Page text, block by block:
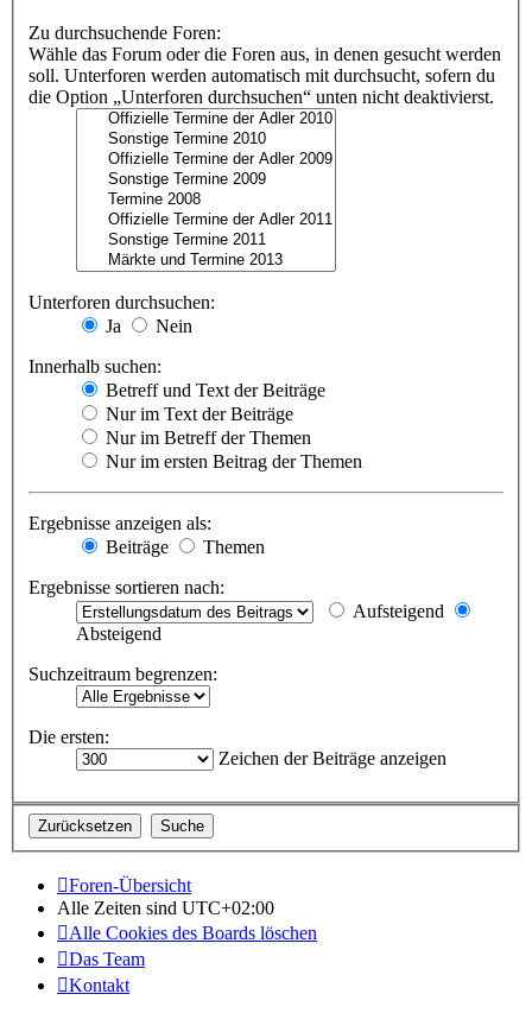
Zu durchsuchende Foren:
Wähle das Forum oder die Foren aus, in denen gesucht werden
soll. Unterforen werden automatisch mit durchsucht, sofern du
die Option „Unterforen durchsuchen“ unten nicht deaktivierst.
Unterforen durchsuchen:
Ja
Nein
Innerhalb suchen:
Betreff und Text der Beiträge
Nur im Text der Beiträge
Nur im Betreff der Themen
Nur im ersten Beitrag der Themen
Ergebnisse anzeigen als:
Beiträge
Themen
Ergebnisse sortieren nach:
Aufsteigend
Absteigend
Suchzeitraum begrenzen:
Die ersten:
Zeichen der Beiträge anzeigen
Foren-Übersicht
Alle Zeiten sind UTC+02:00
Alle Cookies des Boards löschen
Das Team
Kontakt